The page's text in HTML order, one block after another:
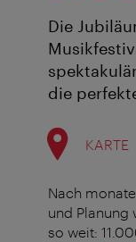
Die
die
KARTE
Nach
und Planung
so weit: